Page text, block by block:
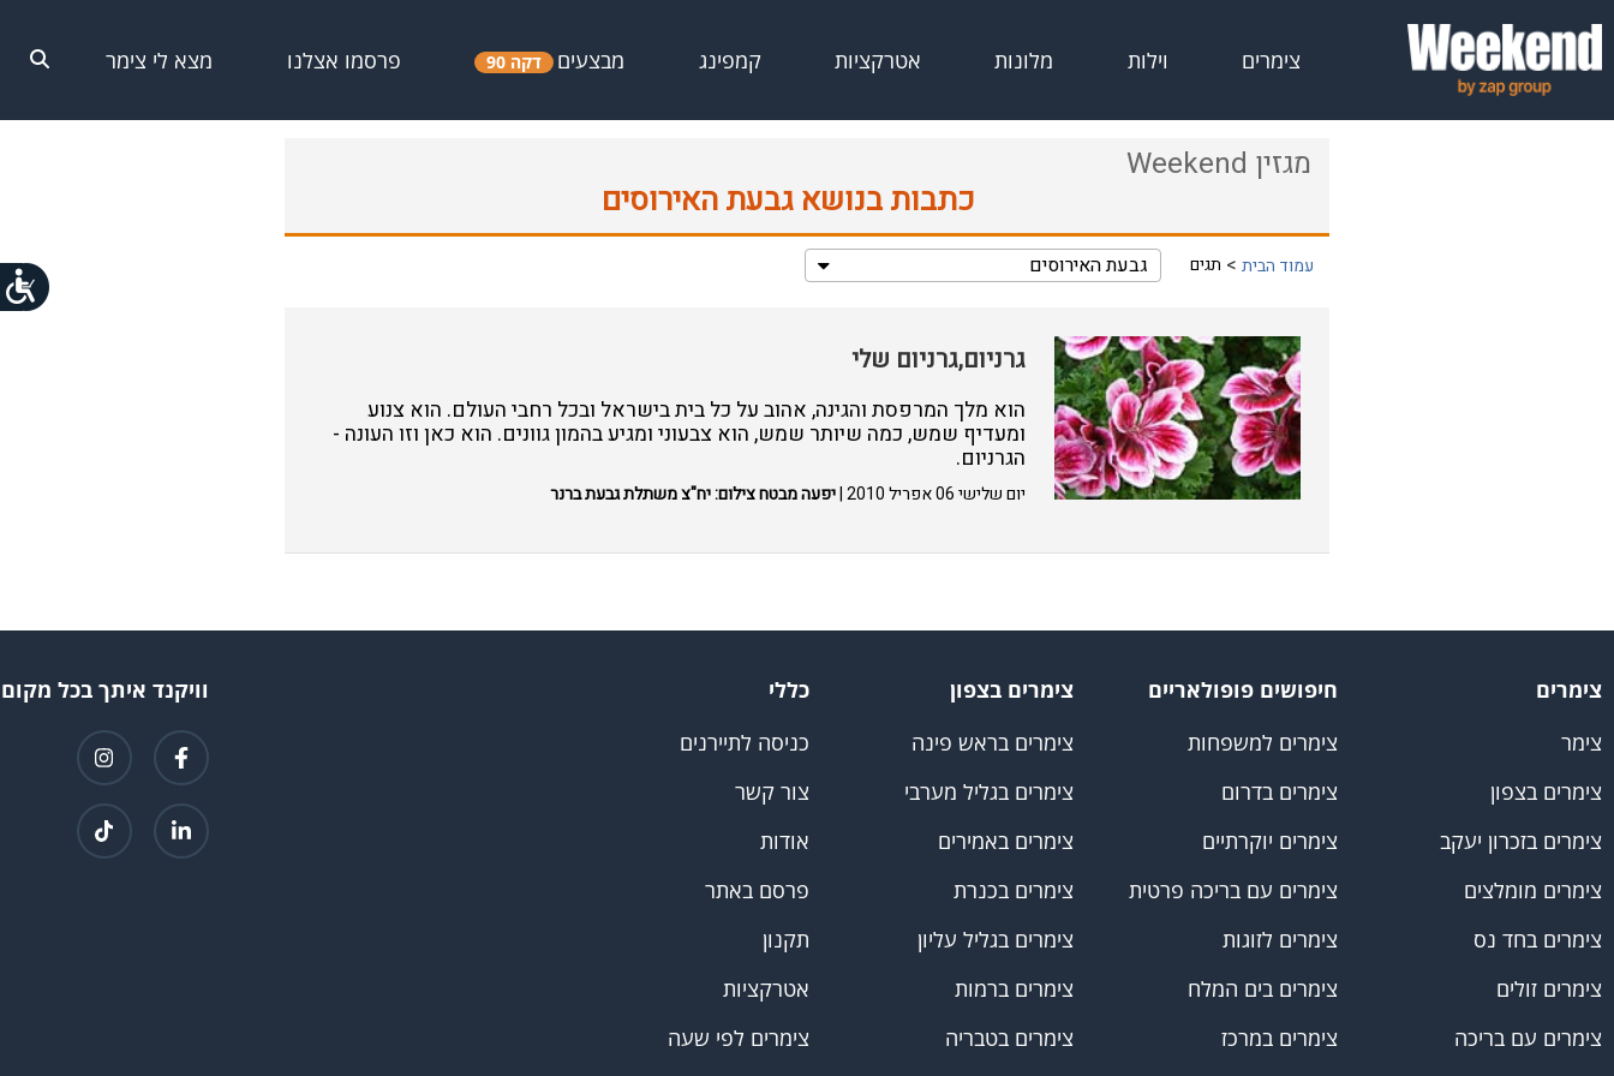
צימרים וילות מלונות אטרקציות קמפינג מבצעים דקה 90 פרסמו אצלנו מצא לי צימר
מגזין Weekend
כתבות בנושא גבעת האירוסים
עמוד הבית תגים גבעת האירוסים
גרניום,גרניום שלי
הוא מלך המרפסת והגינה, אהוב על כל בית בישראל ובכל רחבי העולם. הוא צנוע
ומעדיף שמש, כמה שיותר שמש, הוא צבעוני ומגיע בהמון גוונים. הוא כאן וזו העונה -
הגרניום.
יום שלישי 06 אפריל 2010 | יפעה מבטח צילום: יח"צ משתלת גבעת ברנר
צימרים
צימר
צימרים בצפון
צימרים בזכרון יעקב
צימרים מומלצים
צימרים בחד נס
צימרים זולים
צימרים עם בריכה
חיפושים פופולאריים
צימרים למשפחות
צימרים בדרום
צימרים יוקרתיים
צימרים עם בריכה פרטית
צימרים לזוגות
צימרים בים המלח
צימרים במרכז
צימרים בצפון
צימרים בראש פינה
צימרים בגליל מערבי
צימרים באמירים
צימרים בכנרת
צימרים בגליל עליון
צימרים ברמות
צימרים בטבריה
כללי
כניסה לתיירנים
צור קשר
אודות
פרסם באתר
תקנון
אטרקציות
צימרים לפי שעה
וויקנד איתך בכל מקום